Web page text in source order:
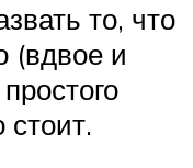
то, что
(вдвое и
стоит.